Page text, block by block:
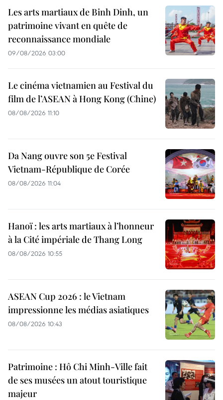
Les arts martiaux de Binh Dinh, un
patrimoine vivant en quête de
reconnaissance mondiale
09/08/2026 03:00
Le cinéma vietnamien au Festival du
film de l’ASEAN à Hong Kong (Chine)
08/08/2026 11:10
Da Nang ouvre son 5e Festival
Vietnam-République de Corée
08/08/2026 11:04
Hanoï : les arts martiaux à l’honneur
à la Cité impériale de Thang Long
08/08/2026 10:55
ASEAN Cup 2026 : le Vietnam
impressionne les médias asiatiques
08/08/2026 10:43
Patrimoine : Hô Chi Minh-Ville fait
de ses musées un atout touristique
majeur